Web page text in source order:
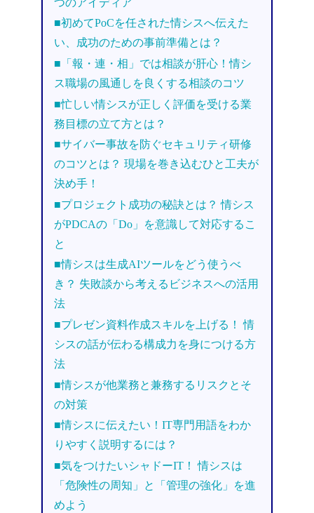
■初めてPoCを任された情シスへ伝えた
い、成功のための事前準備とは？
■「報・連・相」では相談が肝心！情シ
ス職場の風通しを良くする相談のコツ
■忙しい情シスが正しく評価を受ける業
務目標の立て方とは？
■サイバー事故を防ぐセキュリティ研修
のコツとは？ 現場を巻き込むひと工夫が
決め手！
■プロジェクト成功の秘訣とは？ 情シス
がPDCAの「Do」を意識して対応するこ
と
■情シスは生成AIツールをどう使うべ
き？ 失敗談から考えるビジネスへの活用
法
■プレゼン資料作成スキルを上げる！ 情
シスの話が伝わる構成力を身につける方
法
■情シスが他業務と兼務するリスクとそ
の対策
■情シスに伝えたい！IT専門用語をわか
りやすく説明するには？
■気をつけたいシャドーIT！ 情シスは
「危険性の周知」と「管理の強化」を進
めよう